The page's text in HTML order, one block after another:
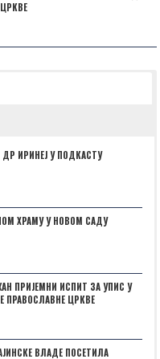
ИРИНЕЈ У ПОДКАСТУ
ХРАМУ У НОВОМ САДУ
ПРИЈЕМНИ ИСПИТ ЗА УПИС У
ПРАВОСЛАВНЕ ЦРКВЕ
ВЛАДЕ ПОСЕТИЛА